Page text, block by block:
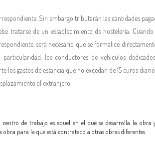
Sin embargo tributarán las cantidades
tratarse de un establecimiento de hostelería. Cuando
será necesario que se formalice
los conductores de vehículos
gastos de estancia que no excedan de 15 euros
al extranjero.
de trabajo es aquel en el que se desarrolla la obra
obra para la que está contratado a otras obras diferentes.